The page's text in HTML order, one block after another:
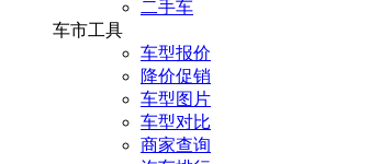
二手车
车市工具
车型报价
降价促销
车型图片
车型对比
商家查询